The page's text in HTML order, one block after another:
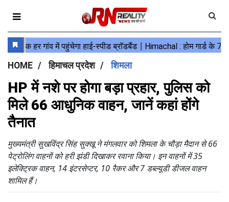
HOME हिमाचल प्रदेश शिमला
HP में नशे पर होगा बड़ा प्रहार, पुलिस को
मिले 66 आधुनिक वाहन, जानें कहां होंगे
तैनात
मुख्यमंत्री सुखविंद्र सिंह सुक्खू ने मंगलवार को शिमला के चौड़ा मैदान से 66
पेट्रोलिंग वाहनों को हरी झंडी दिखाकर रवाना किया। इन वाहनों में 35
इलेक्ट्रिक वाहन, 14 इंटरसेप्टर, 10 रैकर और 7 डब्ल्यूडी डीजल वाहन
शामिल हैं।